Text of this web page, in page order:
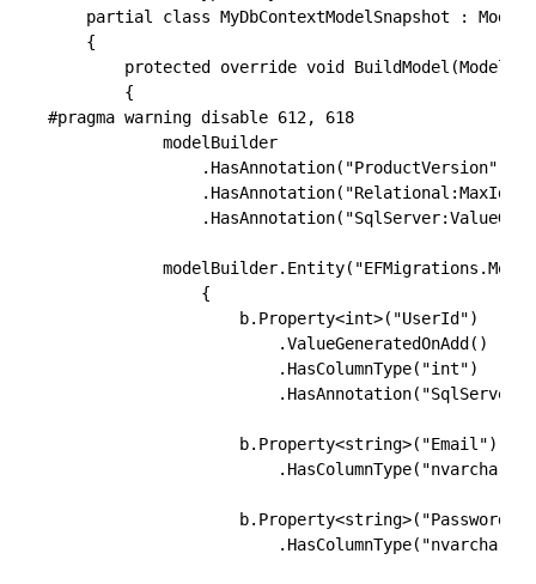
partial class MyDbContextModelSnapshot :
    {
protected override void
        {
#pragma warning disable 612, 618
            modelBuilder
.HasAnnotation("ProductVersion",
                {
                    b.Property<int>("UserId")
                        .ValueGeneratedOnAdd()
                        .HasColumnType("int")
                    b.Property<string>("Email")
                    b.Property<string>("Password")